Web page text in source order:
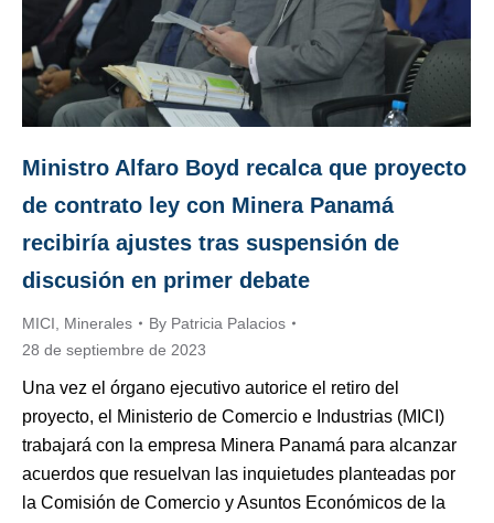
Ministro Alfaro Boyd recalca que proyecto
de contrato ley con Minera Panamá
recibiría ajustes tras suspensión de
discusión en primer debate
MICI Minerales By Patricia Palacios
28 de septiembre de 2023
Una vez el órgano ejecutivo autorice el retiro del
proyecto, el Ministerio de Comercio e Industrias (MICI)
trabajará con la empresa Minera Panamá para alcanzar
acuerdos que resuelvan las inquietudes planteadas por
la Comisión de Comercio y Asuntos Económicos de la